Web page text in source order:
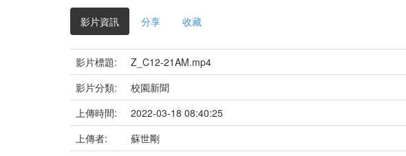
影片資訊 分享 收藏
影片標題:
Z_C12-21AM.mp4
影片分類:
校園新聞
上傳時間:
2022-03-18 08:40:25
上傳者:
蘇世剛